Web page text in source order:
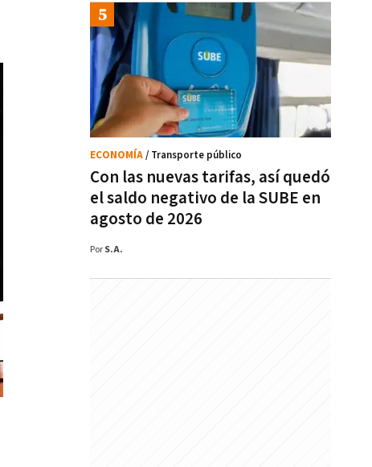
Con las nuevas tarifas, así quedó
el saldo negativo de la SUBE en
agosto de 2026
ECONOMÍA/ Transporte público
Por S.A.